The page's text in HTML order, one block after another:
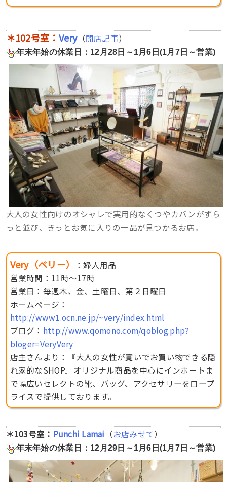
＊102号室： Very（開店記事）
年末年始の休業日：12月28日～1月6日(1月7日～営業)
大人の女性向けのオシャレで実用的なくつやカバンがずら
っと並び、きっとお気に入りの一品が見つかるお店。
Very（ベリー）
：婦人用品
営業時間：11時〜17時
営業日：毎週木、金、土曜日、第２日曜日
ホームページ：
http://www1.ocn.ne.jp/~very/index.html
ブログ： http://www.qomono.com/qoblog.php?
bloger=VeryVery
店主さんより：『大人の女性が寛いでお買い物できる隠
れ家的なSHOP』オリジナル商品を中心にインポートま
で幅広いセレクトの靴、バッグ、アクセサリーをロープ
ライスで提供しております。
＊103号室： Punchi Lamai （お店みせて）
年末年始の休業日：12月29日～1月6日(1月7日～営業)